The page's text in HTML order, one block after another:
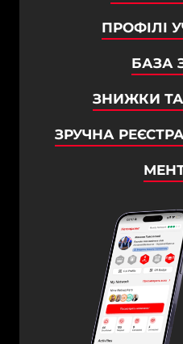
ПРОФІЛІ
БАЗА
ЗНИЖКИ
ЗРУЧНА